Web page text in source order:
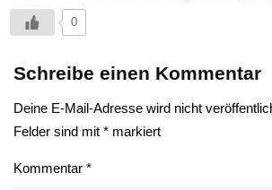
0
Schreibe einen Kommentar
Deine E-Mail-Adresse wird nicht
Felder sind mit * markiert
Kommentar *